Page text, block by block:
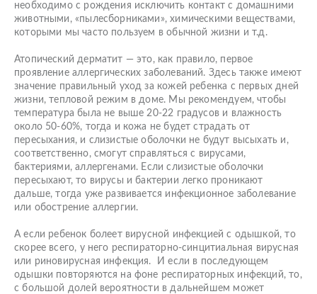
необходимо с рождения исключить контакт с домашними
животными, «пылесборниками», химическими веществами,
которыми мы часто пользуем в обычной жизни и т.д.
Атопический дерматит — это, как правило, первое
проявление аллергических заболеваний. Здесь также имеют
значение правильный уход за кожей ребенка с первых дней
жизни, тепловой режим в доме. Мы рекомендуем, чтобы
температура была не выше 20-22 градусов и влажность
около 50-60%, тогда и кожа не будет страдать от
пересыхания, и слизистые оболочки не будут высыхать и,
соответственно, смогут справляться с вирусами,
бактериями, аллергенами. Если слизистые оболочки
пересыхают, то вирусы и бактерии легко проникают
дальше, тогда уже развивается инфекционное заболевание
или обострение аллергии.
А если ребенок болеет вирусной инфекцией с одышкой, то
скорее всего, у него респираторно-синцитиальная вирусная
или риновирусная инфекция. И если в последующем
одышки повторяются на фоне респираторных инфекций, то,
с большой долей вероятности в дальнейшем может